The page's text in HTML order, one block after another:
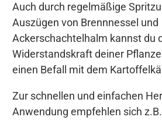
Auch durch regelmäßige
Auszügen von Brennnessel und
Ackerschachtelhalm kannst du
Widerstandskraft deiner
einen Befall mit dem
Zur schnellen und einfachen
Anwendung empfehlen sich